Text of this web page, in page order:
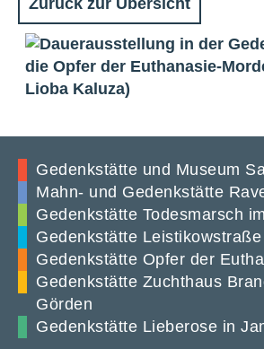
Zurück zur Übersicht
Gedenkstätte und Museum
Mahn- und Gedenkstätte
Gedenkstätte Todesmarsch
Gedenkstätte
Gedenkstätte Opfer der
Gedenkstätte Zuchthaus
Görden
Gedenkstätte Lieberose in